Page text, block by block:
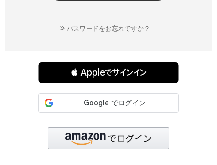
パスワードをお忘れですか？
 Appleでサインイン